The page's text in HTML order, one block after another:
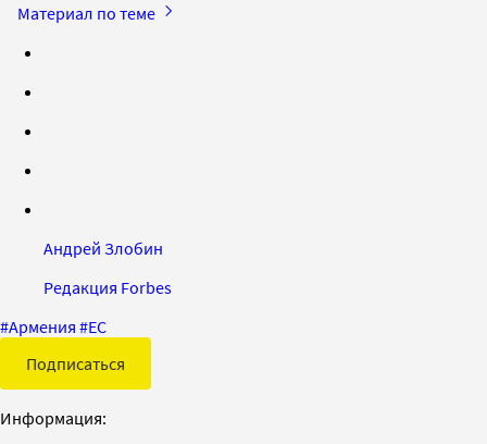
Материал по теме
Андрей Злобин
Редакция Forbes
#Армения #ЕС
Подписаться
Информация: